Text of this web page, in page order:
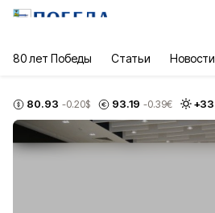
80 лет Победы Статьи Новости
80.93 -0.20$ 93.19 -0.39€ +33